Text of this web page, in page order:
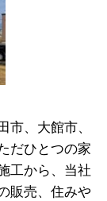
市、大館市、
だひとつの家
工から、当社
販売、住みや